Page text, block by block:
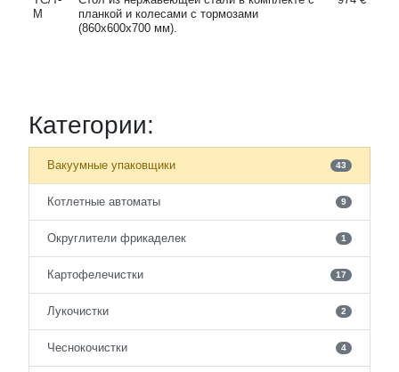
M
планкой и колесами с тормозами
(860х600х700 мм).
Категории:
Вакуумные упаковщики 43
Котлетные автоматы 9
Округлители фрикаделек 1
Картофелечистки 17
Лукочистки 2
Чеснокочистки 4